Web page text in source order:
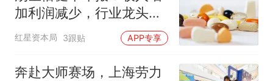
加利润减少，行业龙头的
AB面
红星资本局 3跟贴 APP专享
奔赴大师赛场，上海劳力